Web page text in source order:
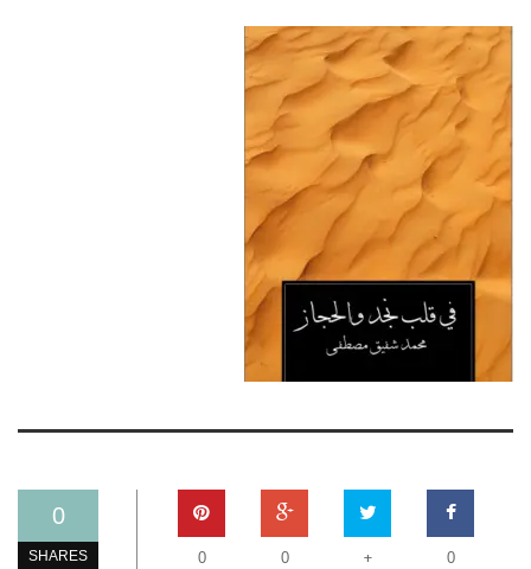
0
SHARES 0
+
0
0